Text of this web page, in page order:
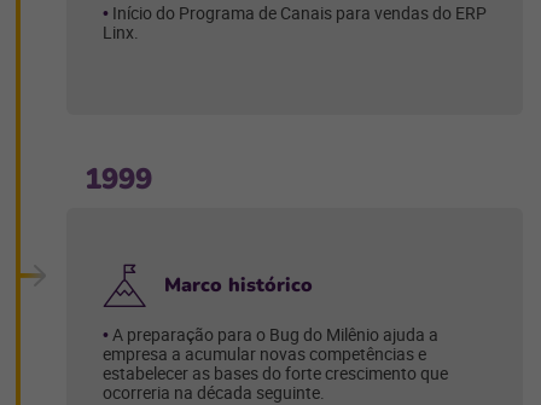
Início do Programa de Canais para vendas do ERP
Linx.
1999
Marco histórico
A preparação para o Bug do Milênio ajuda a
empresa a acumular novas competências e
estabelecer as bases do forte crescimento que
ocorreria na década seguinte.